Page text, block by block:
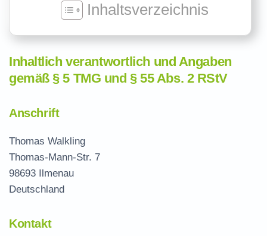
Inhaltsverzeichnis
Inhaltlich verantwortlich und Angaben
gemäß § 5 TMG und § 55 Abs. 2 RStV
Anschrift
Thomas Walkling
Thomas-Mann-Str. 7
98693 Ilmenau
Deutschland
Kontakt